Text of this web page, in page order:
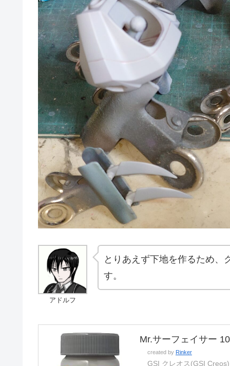
アドルフ
とりあえず下地を作るため、
す。
Mr.サーフェイサー
created by Rinker
GSI クレオス(GSI Creos)